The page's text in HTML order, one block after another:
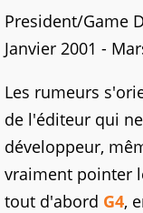
President/Game
Janvier 2001 -
Les rumeurs
de l'éditeur qui
développeur,
vraiment pointer
tout d'abord G4,